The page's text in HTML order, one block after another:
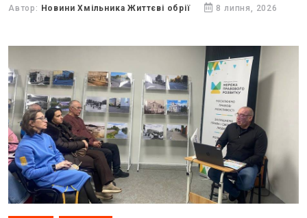
хто зараз боронить...
Автор: Новини Хмільника Життєві обрії 8 липня, 2026